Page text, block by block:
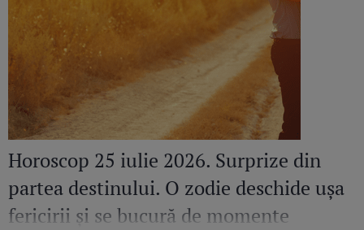
Horoscop 25 iulie 2026. Surprize din
partea destinului. O zodie deschide ușa
fericirii și se bucură de momente